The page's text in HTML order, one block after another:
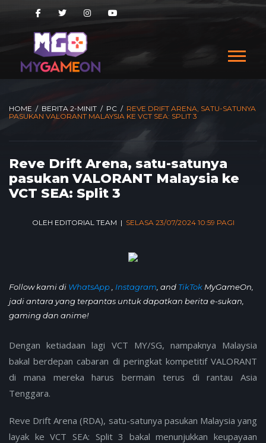
HOME / BERITA 2-MINIT / PC / REVE DRIFT ARENA, SATU-SATUNYA
PASUKAN VALORANT MALAYSIA KE VCT SEA: SPLIT 3
Reve Drift Arena, satu-satunya
pasukan VALORANT Malaysia ke
VCT SEA: Split 3
OLEH EDITORIAL TEAM | SELASA 23/07/2024 10:59 PAGI
Follow kami di WhatsApp Instagram , and TikTok MyGameOn,
jadi antara yang terpantas untuk dapatkan berita e-sukan,
gaming dan anime!
Dengan ketiadaan lagi VCT MY/SG, nampaknya Malaysia
bakal berdepan cabaran di peringkat kompetitif VALORANT
di mana mereka harus bermain terus di rantau Asia
Tenggara.
Reve Drift Arena (RDA), satu-satunya pasukan Malaysia yang
layak ke VCT SEA: Split 3 bakal menunjukkan keupayaan